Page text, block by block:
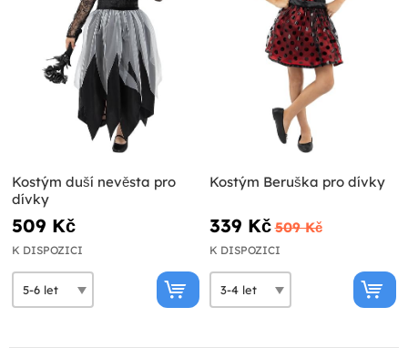
Kostým duší nevěsta pro
dívky
509 Kč
K DISPOZICI
Kostým Beruška pro dívky
339 Kč 509 Kč
K DISPOZICI